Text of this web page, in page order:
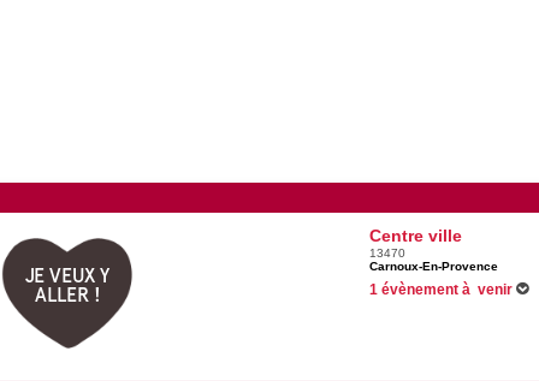
JE VEUX Y
ALLER !
Centre ville
13470
Carnoux-En-Provence
1 évènement à venir